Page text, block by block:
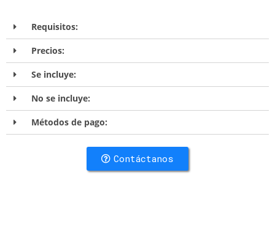
Requisitos:
Precios:
Se incluye:
No se incluye:
Métodos de pago:
Contáctanos